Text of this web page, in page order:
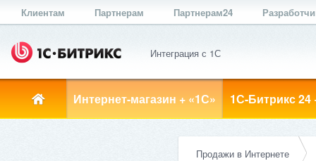
Клиентам Партнерам Партнерам24
Интеграция с 1С
Интернет-магазин + «1С» 1С-Битрикс 24
Продажи в Интернете